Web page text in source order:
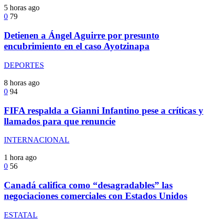
5 horas ago
0 79
Detienen a Ángel Aguirre por presunto
encubrimiento en el caso Ayotzinapa
DEPORTES
8 horas ago
0 94
FIFA respalda a Gianni Infantino pese a críticas y
llamados para que renuncie
INTERNACIONAL
1 hora ago
0 56
Canadá califica como “desagradables” las
negociaciones comerciales con Estados Unidos
ESTATAL